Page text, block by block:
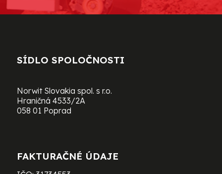
SÍDLO SPOLOČNOSTI
Norwit Slovakia spol. s r.o.
Hraničná 4533/2A
058 01 Poprad
FAKTURAČNÉ ÚDAJE